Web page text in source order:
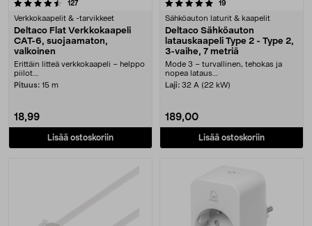
127arvostelut
Verkkokaapelit & -tarvikkeet
Deltaco Flat Verkkokaapeli
CAT-6, suojaamaton,
valkoinen
Erittäin litteä verkkokaapeli – helppo
piilot....
Pituus: 15 m
18,99
Lisää ostoskoriin
19
Sähköauton laturit & kaapelit
Deltaco Sähköauton
latauskaapeli Type 2 - Type 2,
3-vaihe, 7 metriä
Mode 3 – turvallinen, tehokas ja
nopea lataus....
Laji: 32 A (22 kW)
189,00
Lisää ostoskoriin